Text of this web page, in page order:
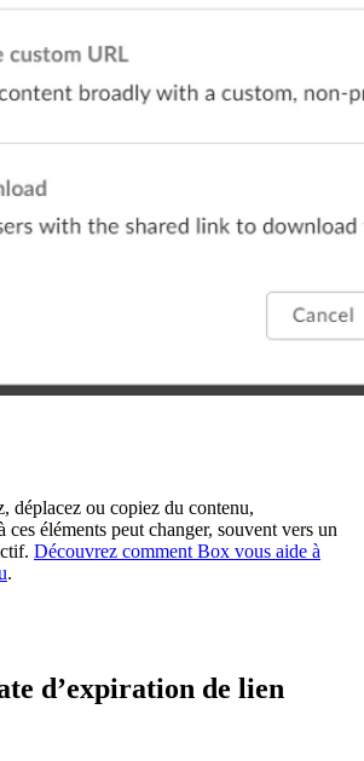
déplacez ou copiez du contenu,
ces éléments peut changer, souvent vers un
Découvrez comment Box vous aide à
.
d’expiration de lien